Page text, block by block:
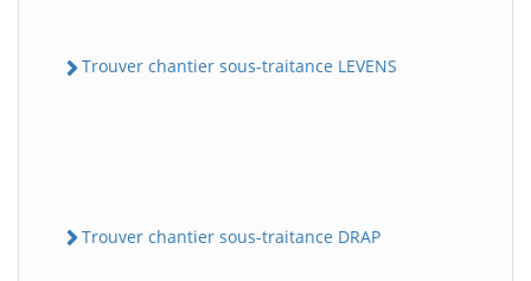
Trouver chantier sous-traitance LEVENS
Trouver chantier sous-traitance DRAP